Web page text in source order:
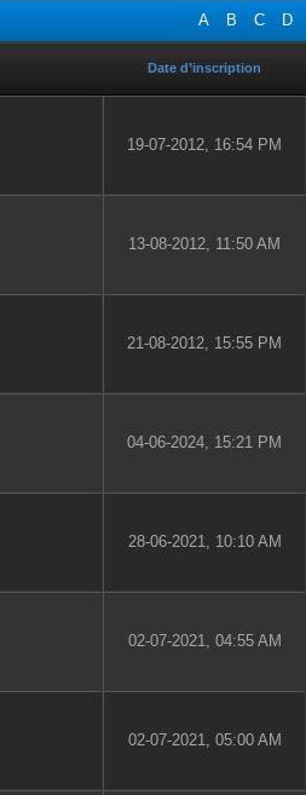
A B C D
Date d’inscription
19-07-2012, 16:54 PM
13-08-2012, 11:50 AM
21-08-2012, 15:55 PM
04-06-2024, 15:21 PM
28-06-2021, 10:10 AM
02-07-2021, 04:55 AM
02-07-2021, 05:00 AM